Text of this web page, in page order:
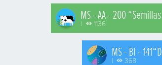
MS - AA - 200
| 1136
MS - BI -
| 368